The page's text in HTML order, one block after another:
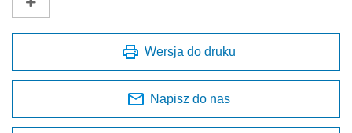
Wersja do druku
Napisz do nas